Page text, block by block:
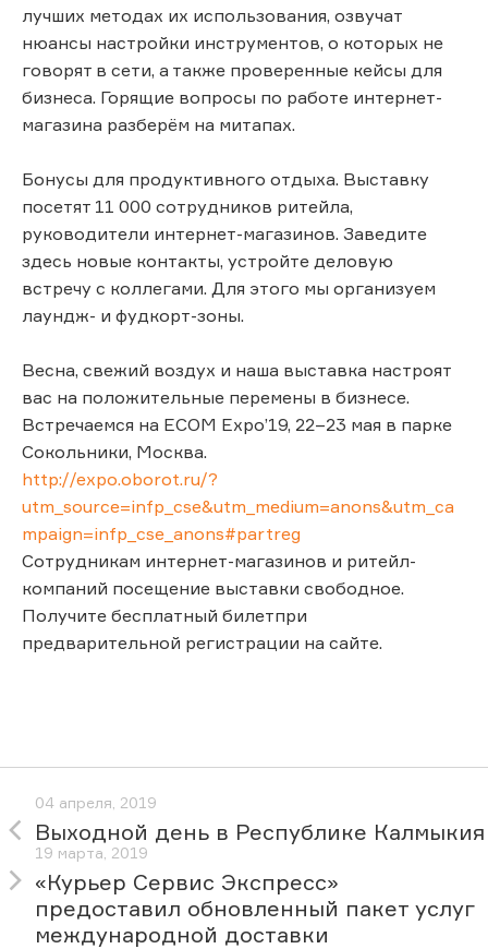
лучших методах их использования, озвучат
нюансы настройки инструментов, о которых не
говорят в сети, а также проверенные кейсы для
бизнеса. Горящие вопросы по работе интернет-
магазина разберём на митапах.
Бонусы для продуктивного отдыха. Выставку
посетят 11 000 сотрудников ритейла,
руководители интернет-магазинов. Заведите
здесь новые контакты, устройте деловую
встречу с коллегами. Для этого мы организуем
лаундж- и фудкорт-зоны.
Весна, свежий воздух и наша выставка настроят
вас на положительные перемены в бизнесе.
Встречаемся на ECOM Expo’19, 22–23 мая в парке
Сокольники, Москва.
http://expo.oborot.ru/?
utm_source=infp_cse&utm_medium=anons&utm_ca
mpaign=infp_cse_anons#partreg
Сотрудникам интернет-магазинов и ритейл-
компаний посещение выставки свободное.
Получите бесплатный билетпри
предварительной регистрации на сайте.
04 апреля, 2019
Выходной день в Республике Калмыкия
19 марта, 2019
«Курьер Сервис Экспресс»
предоставил обновленный пакет услуг
международной доставки